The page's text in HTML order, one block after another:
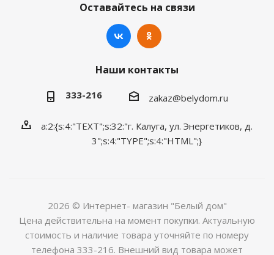
Оставайтесь на связи
Наши контакты
333-216 zakaz@belydom.ru
a:2:{s:4:"TEXT";s:32:"г. Калуга, ул. Энергетиков, д.
3";s:4:"TYPE";s:4:"HTML";}
2026 © Интернет- магазин "Белый дом"
Цена действительна на момент покупки. Актуальную
стоимость и наличие товара уточняйте по номеру
телефона 333-216. Внешний вид товара может